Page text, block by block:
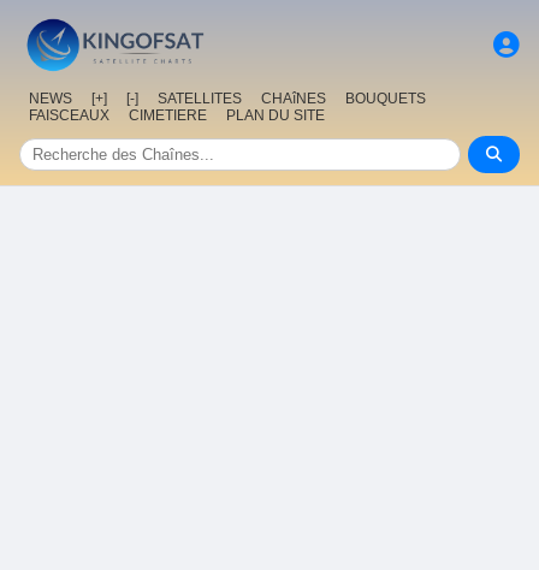
NEWS [+] [-] SATELLITES CHAîNES
BOUQUETS
FAISCEAUX
CIMETIERE PLAN DU SITE